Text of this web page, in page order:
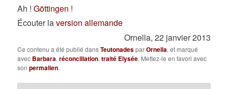
Ah !Göttingen !
Écouter laversion allemande
Ornella, 22 janvier 2013
Ce contenu a été publié dansTeutonadesparOrnella, et marqué
avec Barbara,réconciliation,traité Elysée. Mettez-le en favori avec
sonpermalien.